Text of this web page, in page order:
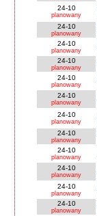
24-10
planowany
24-10
planowany
24-10
planowany
24-10
planowany
24-10
planowany
24-10
planowany
24-10
planowany
24-10
planowany
24-10
planowany
24-10
planowany
24-10
planowany
24-10
planowany